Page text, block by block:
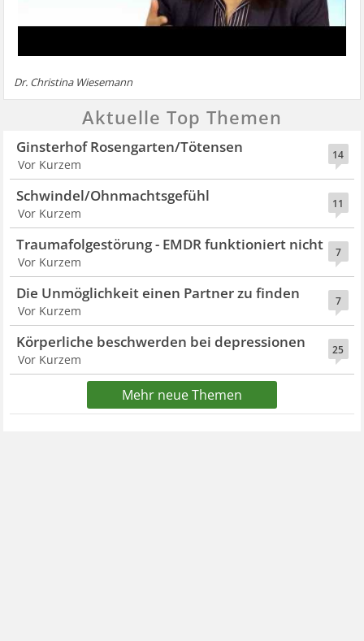
Dr. Christina Wiesemann
Aktuelle Top Themen
14
Ginsterhof Rosengarten/Tötensen
Vor Kurzem
11
Schwindel/Ohnmachtsgefühl
Vor Kurzem
7
Traumafolgestörung - EMDR funktioniert nicht
Vor Kurzem
7
Die Unmöglichkeit einen Partner zu finden
Vor Kurzem
25
Körperliche beschwerden bei depressionen
Vor Kurzem
Mehr neue Themen